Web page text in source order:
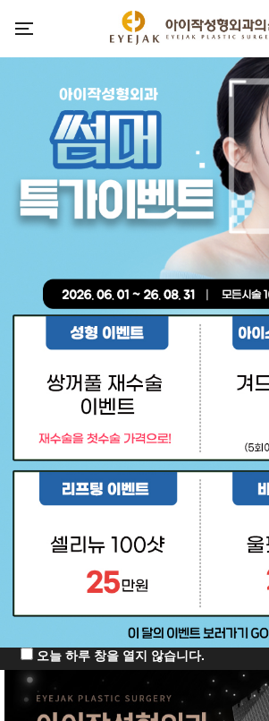
오늘 하루 창을 열지 않습니다.